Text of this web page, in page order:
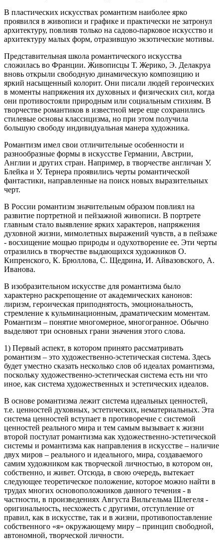
В пластических искусствах романтизм наиболее ярко
проявился в живописи и графике и практически не затронул
архитектуру, повлияв только на садово-парковое искусство и
архитектуру малых форм, отразившую экзотические мотивы.
Представительная школа романтического искусства
сложилась во Франции. Живописцы Т. Жерико, Э. Делакруа
вновь открыли свободную динамическую композицию и
яркий насыщенный колорит. Они писали людей героических
в моменты напряжения их духовных и физических сил, когда
они противостояли природным или социальным стихиям. В
творчестве романтиков в известной мере еще сохранились
стилевые основы классицизма, но при этом получила
большую свободу индивидуальная манера художника.
Романтизм имел свои отличительные особенности и
разнообразные формы в искусстве Германии, Австрии,
Англии и других стран. Например, в творчестве англичан У.
Блейка и У. Тернера проявились черты романтической
фантастики, направленные на поиск новых выразительных
черт.
В России романтизм значительным образом повлиял на
развитие портретной и пейзажной живописи. В портрете
главным стало выявление ярких характеров, напряжения
духовной жизни, мимолетных выражений чувств, а в пейзаже
- восхищение мощью природы и одухотворение ее. Эти черты
отразились в творчестве выдающихся художников О.
Кипренского, К. Брюллова, С. Щедрина, И. Айвазовского, А.
Иванова.
В изобразительном искусстве для романтизма было
характерно раскрепощение от академических канонов:
лиризм, героическая приподнятость, эмоциональность,
стремление к кульминационным, драматическим моментам.
Романтизм – понятие многомерное, многогранное. Обычно
выделяют три основных грани значения этого слова.
1) Первый аспект, в котором принято рассматривать
романтизм – это художественно-эстетическая система. Здесь
будет уместно сказать несколько слов об идеалах романтизма,
поскольку художественно-эстетическая система есть ни что
иное, как система художественных и эстетических идеалов.
В основе романтизма лежит система идеальных ценностей,
т.е. ценностей духовных, эстетических, нематериальных. Эта
система ценностей вступает в противоречие с системой
ценностей реального мира и тем самым вызывает к жизни
второй постулат романтизма как художественно-эстетической
системы и романтизма как направления в искусстве – наличие
двух миров – реального и идеального, мира, создаваемого
самим художником как творческой личностью, в котором он,
собственно, и живет. Отсюда, в свою очередь, вытекает
следующее теоретическое положение, которое можно найти в
трудах многих основоположников данного течения - в
частности, в произведениях Августа Вильгельма Шлегеля -
оригинальность, несхожесть с другими, отступление от
правил, как в искусстве, так и в жизни, противопоставление
собственного «я» окружающему миру – принцип свободной,
автономной, творческой личности.